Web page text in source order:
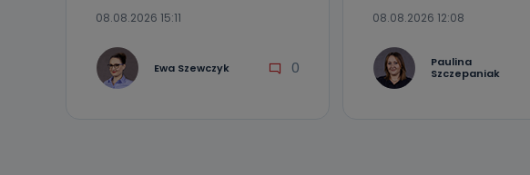
08.08.2026 15:11
Ewa Szewczyk 0
08.08.2026 12:08
Paulina
Szczepaniak